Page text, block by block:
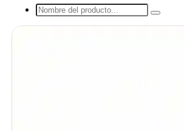
Buscar...